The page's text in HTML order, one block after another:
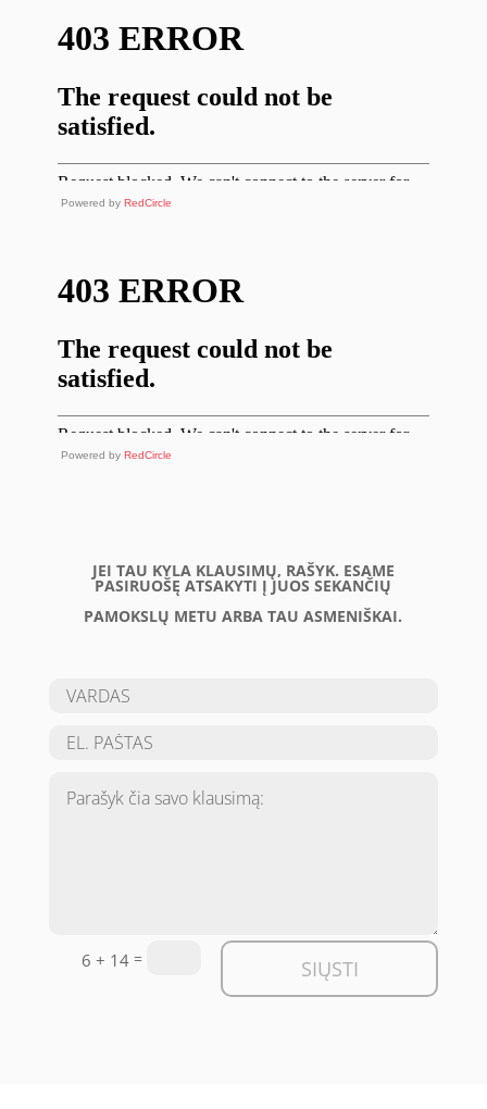
Powered by RedCircle
Powered by RedCircle
JEI TAU KYLA KLAUSIMŲ, RAŠYK. ESAME
PASIRUOŠĘ ATSAKYTI Į JUOS SEKANČIŲ
PAMOKSLŲ METU ARBA TAU ASMENIŠKAI.
6 + 14 = SIŲSTI